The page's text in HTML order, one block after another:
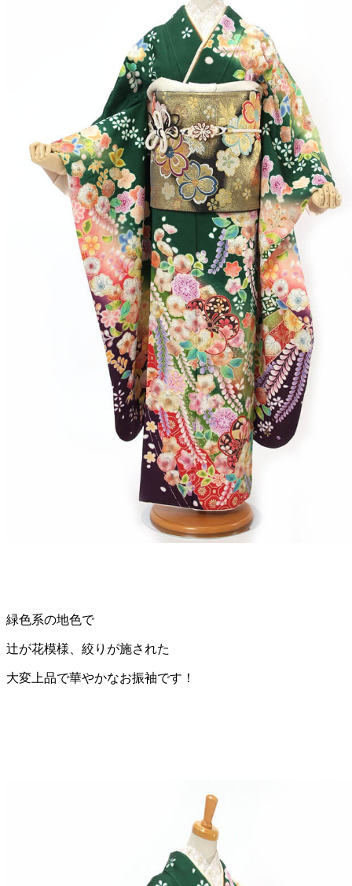
緑色系の地色で
辻が花模様、絞りが施された
大変上品で華やかなお振袖です！